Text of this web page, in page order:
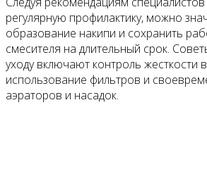
регулярную профилактику, можно
образование накипи и сохранить
смесителя на длительный срок.
уходу включают контроль жесткости
использование фильтров и
аэраторов и насадок.